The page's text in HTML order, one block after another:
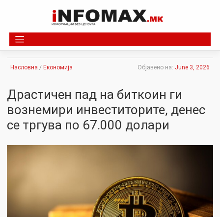
Насловна / Економија Објавено на: June 3, 2026
Драстичен пад на биткоин ги
вознемири инвеститорите, денес
се тргува по 67.000 долари